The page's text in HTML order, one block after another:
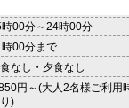
時00分～24時00分
時00分まで
なし・夕食なし
円～(大人2名様ご利用
)